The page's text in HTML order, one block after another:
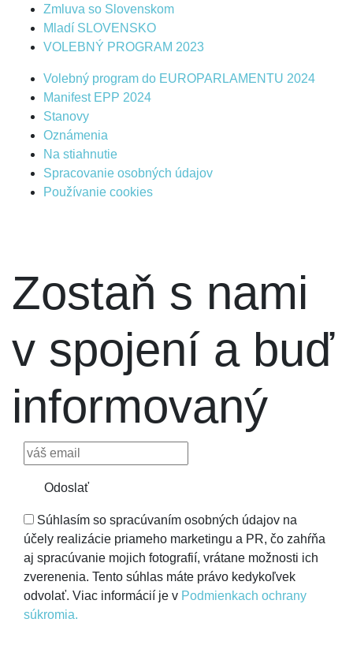
Zmluva so Slovenskom
Mladí SLOVENSKO
VOLEBNÝ PROGRAM 2023
Volebný program do EUROPARLAMENTU 2024
Manifest EPP 2024
Stanovy
Oznámenia
Na stiahnutie
Spracovanie osobných údajov
Používanie cookies
Zostaň s nami
v spojení a buď
informovaný
Odoslať
Súhlasím so spracúvaním osobných údajov na
účely realizácie priameho marketingu a PR, čo zahŕňa
aj spracúvanie mojich fotografií, vrátane možnosti ich
zverenenia. Tento súhlas máte právo kedykoľvek
odvolať. Viac informácií je v Podmienkach ochrany
súkromia.